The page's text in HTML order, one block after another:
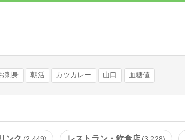
刺身 朝活 カツカレー 山口 血糖値